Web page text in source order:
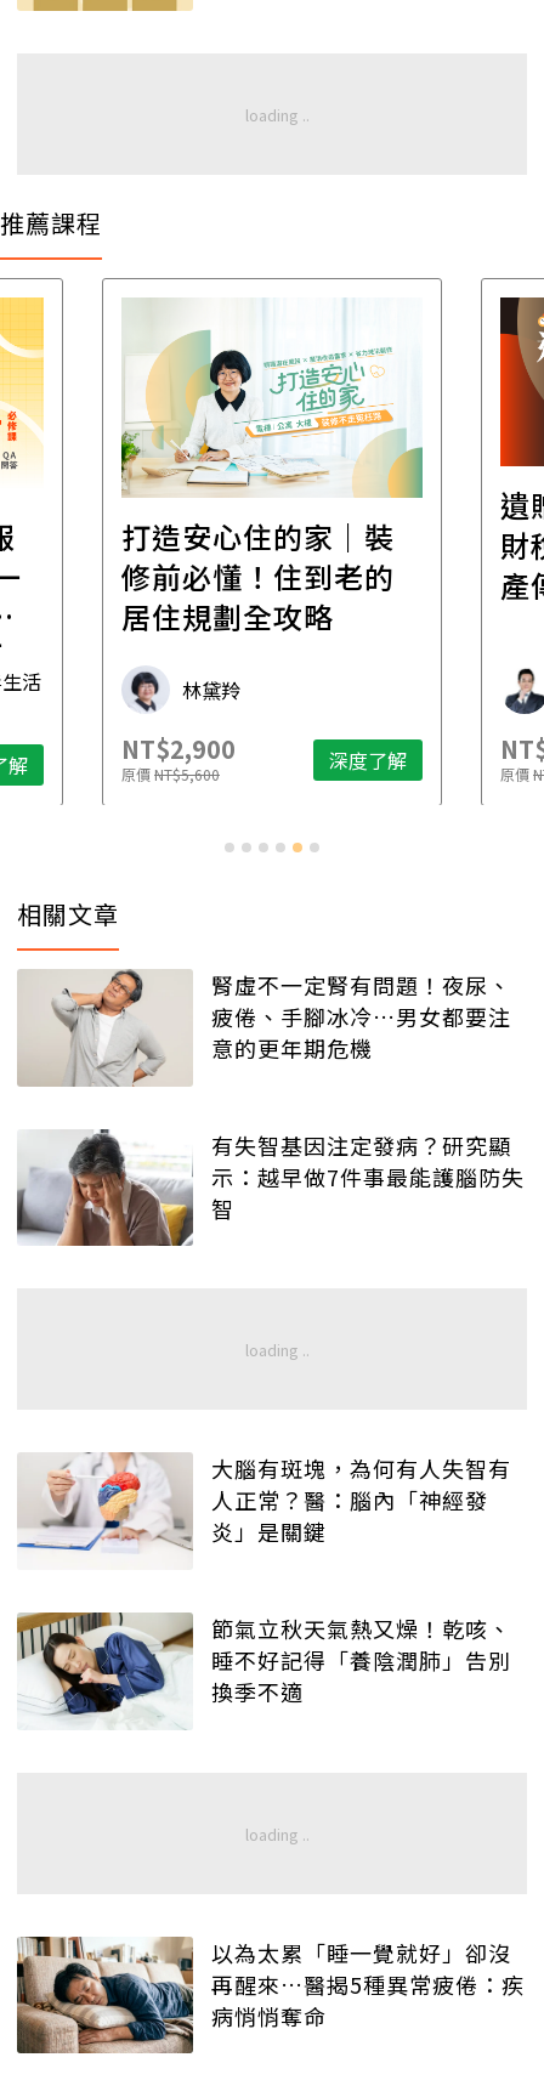
推薦課程
活
解
打造安心住的家｜裝
修前必懂！住到老的
居住規劃全攻略
林黛羚
NT$2,900
原價NT$5,600 深度了解
遺
財
產
原價
相關文章
腎虛不一定腎有問題！夜尿、
疲倦、手腳冰冷…男女都要注
意的更年期危機
有失智基因注定發病？研究顯
示：越早做7件事最能護腦防失
智
大腦有斑塊，為何有人失智有
人正常？醫：腦內「神經發
炎」是關鍵
節氣立秋天氣熱又燥！乾咳、
睡不好記得「養陰潤肺」告別
換季不適
以為太累「睡一覺就好」卻沒
再醒來…醫揭5種異常疲倦：疾
病悄悄奪命